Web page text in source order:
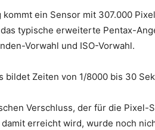
ein Sensor mit 307.000
typische erweiterte Pentax-
Vorwahl und ISO-Vorwahl.
bildet Zeiten von 1/8000 bis 30
Verschluss, der für die
erreicht wird, wurde noch